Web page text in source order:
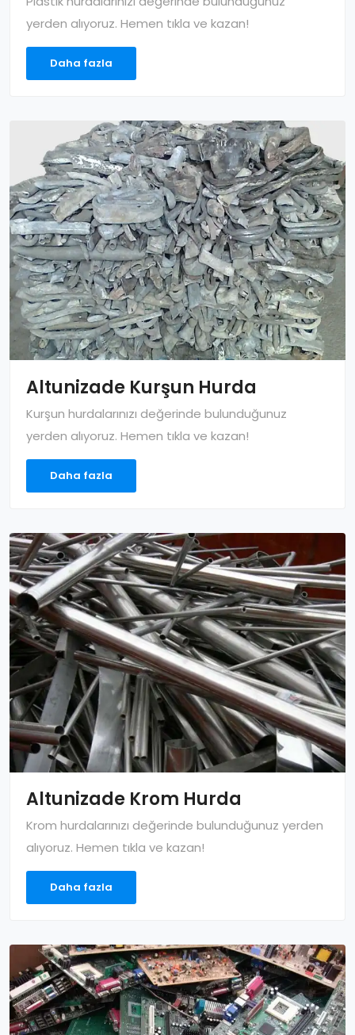
yerden alıyoruz. Hemen tıkla ve kazan!
Daha fazla
Altunizade Kurşun Hurda
Kurşun hurdalarınızı değerinde bulunduğunuz
yerden alıyoruz. Hemen tıkla ve kazan!
Daha fazla
Altunizade Krom Hurda
Krom hurdalarınızı değerinde bulunduğunuz yerden
alıyoruz. Hemen tıkla ve kazan!
Daha fazla